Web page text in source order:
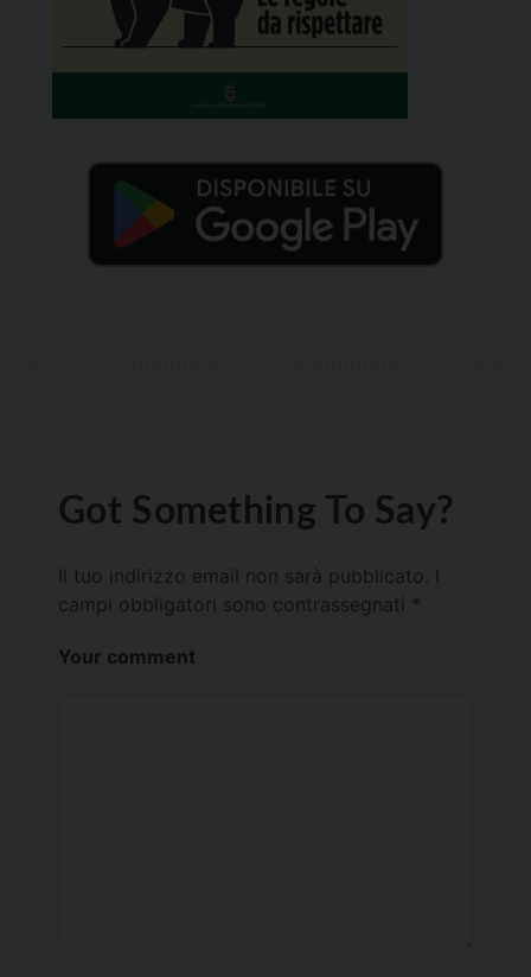
Got Something To Say?
Il tuo indirizzo email non sarà pubblicato.
campi obbligatori sono contrassegnati *
Your comment